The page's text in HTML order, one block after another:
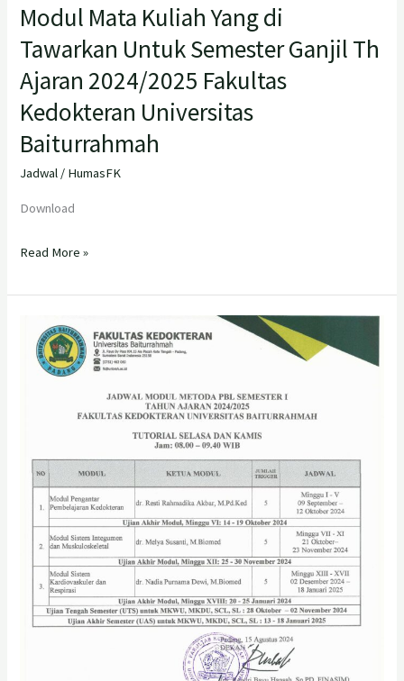
Modul Mata Kuliah Yang di
Tawarkan Untuk Semester Ganjil Th
Ajaran 2024/2025 Fakultas
Kedokteran Universitas
Baiturrahmah
Jadwal / HumasFK
Download
Read More »
Jadwal
Modul
Metoda
Tahun
Ajaran
2024/2025
Fakultas
Kedokteran
Universitas
Baiturrahmah